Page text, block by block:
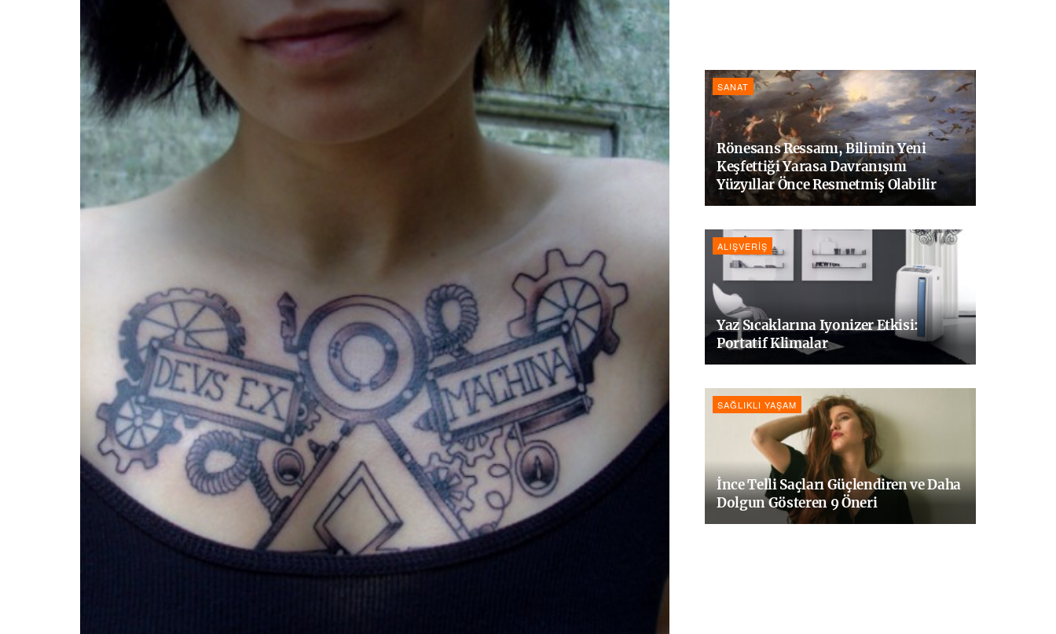
SANAT
Rönesans Ressamı, Bilimin Yeni
Keşfettiği Yarasa Davranışını
Yüzyıllar Önce Resmetmiş Olabilir
ALIŞVERIŞ
Yaz Sıcaklarına Iyonizer Etkisi:
Portatif Klimalar
SAĞLIKLI YAŞAM
İnce Telli Saçları Güçlendiren ve Daha
Dolgun Gösteren 9 Öneri